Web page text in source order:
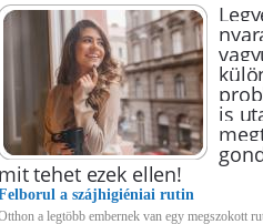
is
mit tehet ezek ellen!
a szájhigiéniai rutin
a legtöbb embernek van egy megszokott